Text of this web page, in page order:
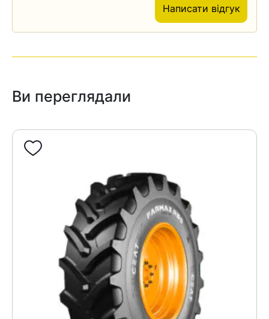
Написати відгук
Ви переглядали